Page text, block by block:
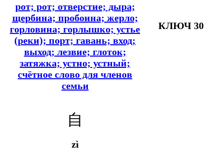
рот; рот; отверстие; дыра;
щербина; пробоина; жерло;
горловина; горлышко; устье
(реки); порт; гавань; вход;
выход; лезвие; глоток;
затяжка; устно; устный;
счётное слово для членов
семьи
КЛЮЧ 30
自
zì